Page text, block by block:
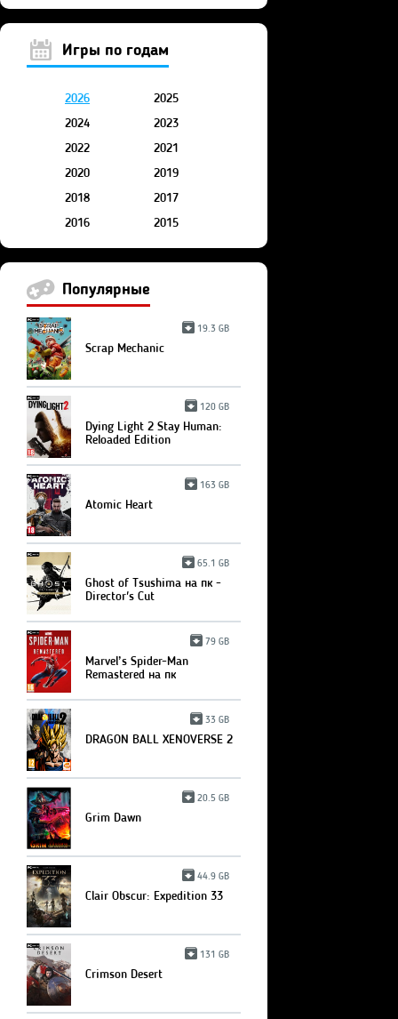
Игры по годам
2026
2025
2024
2023
2022
2021
2020
2019
2018
2017
2016
2015
Популярные
19.3 GB
Scrap Mechanic
120 GB
Dying Light 2 Stay Human:
Reloaded Edition
163 GB
Atomic Heart
65.1 GB
Ghost of Tsushima на пк -
Director's Cut
79 GB
Marvel’s Spider-Man
Remastered на пк
33 GB
DRAGON BALL XENOVERSE 2
20.5 GB
Grim Dawn
44.9 GB
Clair Obscur: Expedition 33
131 GB
Crimson Desert